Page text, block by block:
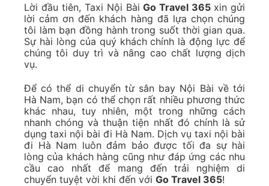
Lời đầu tiên, Taxi Nội BàiGo Travel 365 xin gửi
lời cảm ơn đến khách hàng đã lựa chọn chúng
tôi làm bạn đồng hành trong suốt thời gian qua.
Sự hài lòng của quý khách chính là động lực để
chúng tôi duy trì và nâng cao chất lượng dịch
vụ.
Để có thể di chuyển từ sân bay Nội Bài về tới
Hà Nam, bạn có thể chọn rất nhiều phương thức
khác nhau, tuy nhiên, một trong những cách
nhanh chóng và thuận tiện nhất đó chính là sử
dụng taxi nội bài đi Hà Nam. Dịch vụ taxi nội bài
đi Hà Nam luôn đảm bảo được tối đa sự hài
lòng của khách hàng cũng như đáp ứng các nhu
cầu cao nhất để mang đến trải nghiệm di
chuyển tuyệt vời khi đến với Go Travel 365!